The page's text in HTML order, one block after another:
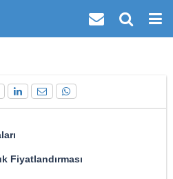
Fiyatlandırması